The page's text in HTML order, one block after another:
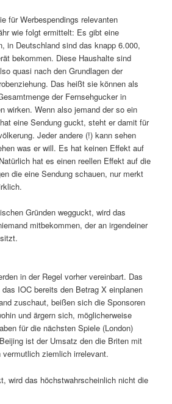
für Werbespendings relevanten
wie folgt ermittelt: Es gibt eine
in Deutschland sind das knapp 6.000,
bekommen. Diese Haushalte sind
quasi nach den Grundlagen der
Das heißt sie können als
der Fernsehgucker in
wirken. Wenn also jemand der so ein
eine Sendung guckt, steht er damit für
Jeder andere (!) kann sehen
was er will. Es hat keinen Effekt auf
hat es einen reellen Effekt auf die
die eine Sendung schauen, nur merkt
Gründen wegguckt, wird das
mitbekommen, der an irgendeiner
in der Regel vorher vereinbart. Das
IOC bereits den Betrag X einplanen
zuschaut, beißen sich die Sponsoren
und ärgern sich, möglicherweise
für die nächsten Spiele (London)
ist der Umsatz den die Briten mit
vermutlich ziemlich irrelevant.
wird das höchstwahrscheinlich nicht die